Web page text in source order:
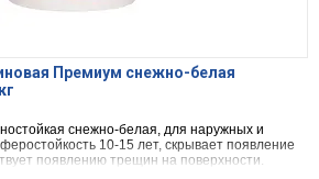
Премиум снежно-белая
снежно-белая, для наружных и
10-15 лет, скрывает появление
появлению трещин на поверхности.